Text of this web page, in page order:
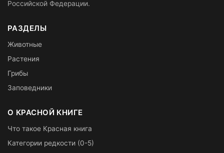
Российской Федерации.
РАЗДЕЛЫ
Животные
Растения
Грибы
Заповедники
О КРАСНОЙ КНИГЕ
Что такое Красная книга
Категории редкости (0-5)